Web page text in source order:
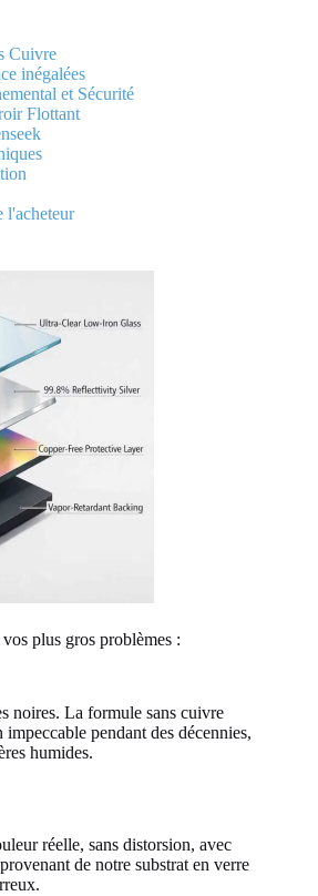
Cuivre
inégalées
et Sécurité
Flottant
l'acheteur
plus gros problèmes :
noires. La formule sans cuivre
pendant des décennies,
humides.
réelle, sans distorsion, avec
de notre substrat en verre